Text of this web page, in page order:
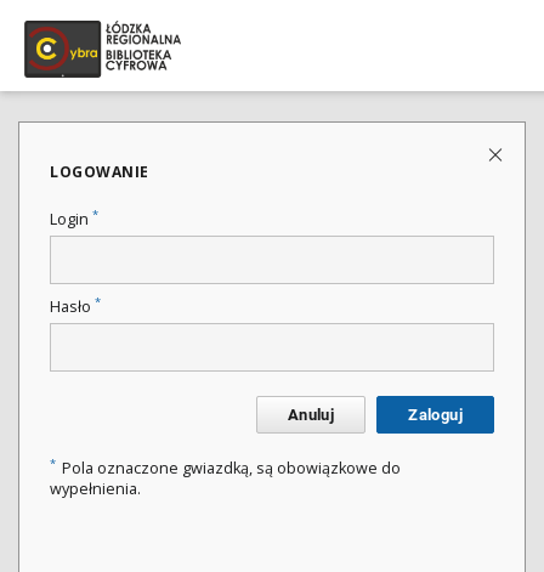
LOGOWANIE
Login *
Hasło *
Anuluj Zaloguj
* Pola oznaczone gwiazdką, są obowiązkowe do
wypełnienia.